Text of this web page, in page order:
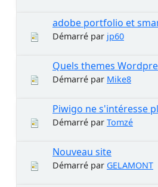
adobe portfolio et
Démarré par jp60
Quels themes
Démarré par Mike8
Piwigo ne s'intéresse
Démarré par Tomzé
Nouveau site
Démarré par GELAMONT